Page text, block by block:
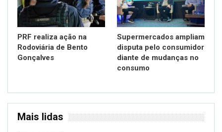
PRF realiza ação na
Rodoviária de Bento
Gonçalves
Supermercados ampliam
disputa pelo consumidor
diante de mudanças no
consumo
Mais lidas